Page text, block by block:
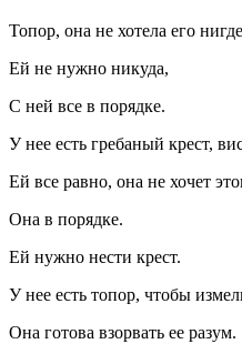
Топор, она не хотела его
Ей не нужно никуда,
С ней все в порядке.
У нее есть гребаный крест,
Ей все равно, она не хочет
Она в порядке.
Ей нужно нести крест.
У нее есть топор, чтобы
Она готова взорвать ее разум.